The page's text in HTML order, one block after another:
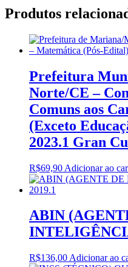
Produtos
Prefeitura
Norte/CE –
Comuns aos
(Exceto
2023.1 Gran
R$69,90 Adicionar ao
ABIN
R$136,00 Adicionar ao